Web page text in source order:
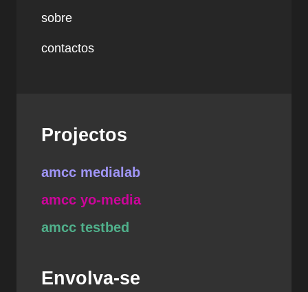
sobre
contactos
Projectos
amcc medialab
amcc yo-media
amcc testbed
Envolva-se